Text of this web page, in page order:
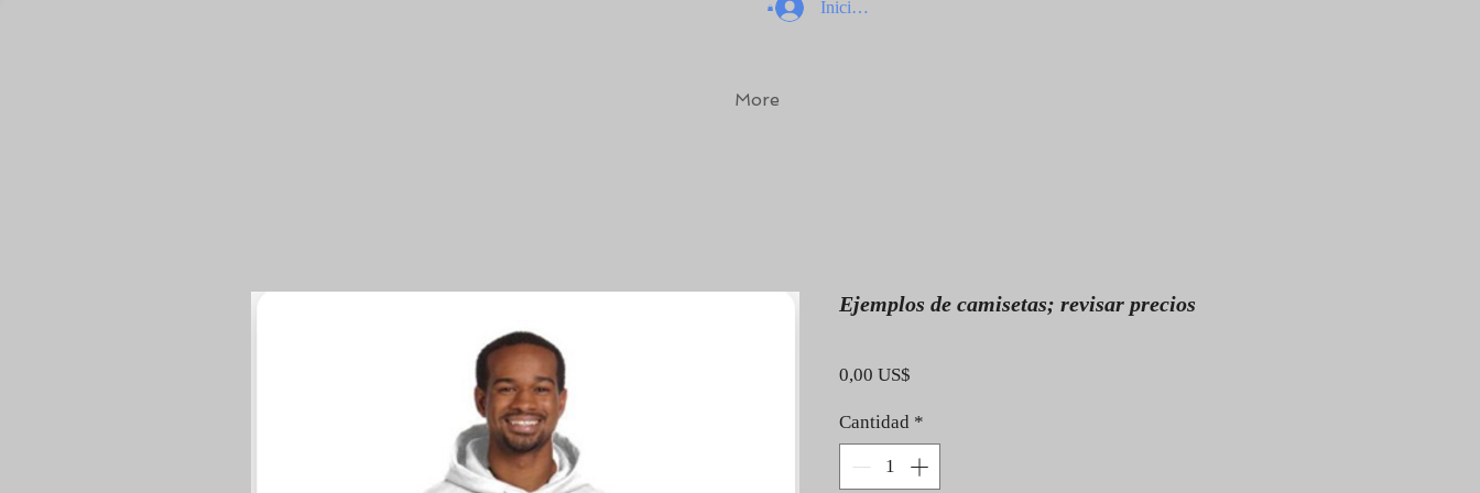
Iniciar sesión
More
Ejemplos de camisetas; revisar precios
0,00 US$
Cantidad *